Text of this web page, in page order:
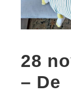
28
– De